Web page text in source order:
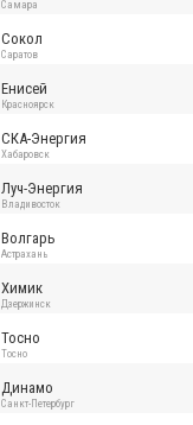
Самара
Сокол
Саратов
Енисей
Красноярск
СКА-Энергия
Хабаровск
Луч-Энергия
Владивосток
Волгарь
Астрахань
Химик
Дзержинск
Тосно
Тосно
Динамо
Санкт-Петербург